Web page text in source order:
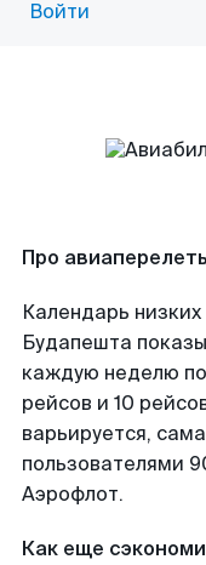
Войти
Про
Календарь
Будапешта
каждую неделю
рейсов и 10
варьируется,
пользователями
Аэрофлот.
Как еще